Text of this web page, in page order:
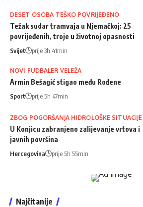
DESET OSOBA TEŠKO POVRIJEĐENO
Težak sudar tramvaja u Njemačkoj: 25
povrijeđenih, troje u životnoj opasnosti
Svijet prije 3h 41min
NOVI FUDBALER VELEŽA
Armin Bešagić stigao među Rođene
Sport prije 5h 47min
ZBOG POGORŠANJA HIDROLOŠKE SITUACIJE
U Konjicu zabranjeno zalijevanje vrtova i
javnih površina
Hercegovina prije 5h 55min
Najčitanije